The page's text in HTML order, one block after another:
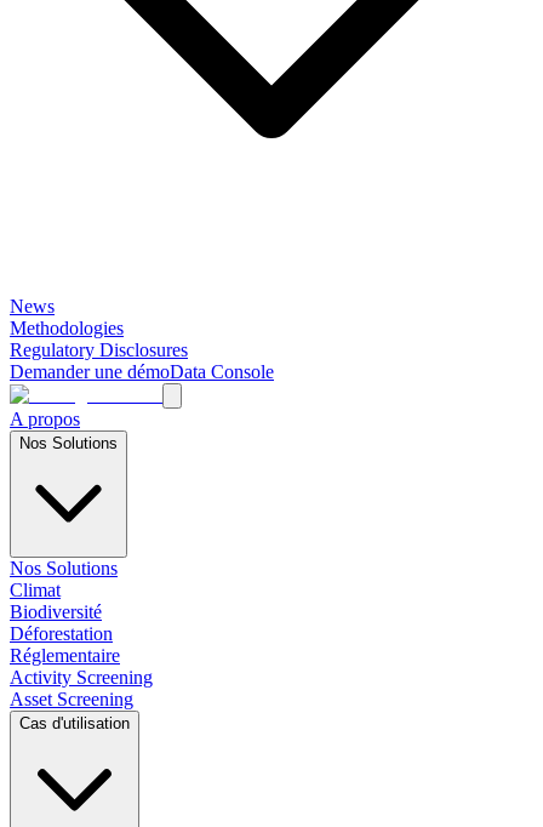
News
Methodologies
Regulatory Disclosures
Demander une démoData Console
A propos
Nos Solutions
Nos Solutions
Climat
Biodiversité
Déforestation
Réglementaire
Activity Screening
Asset Screening
Cas d'utilisation